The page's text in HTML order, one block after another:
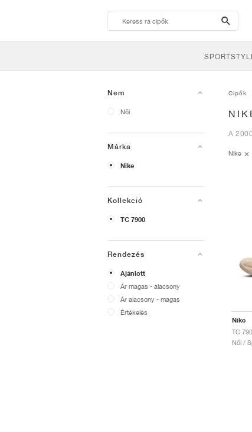
btn
Nem
Női
Márka
Nike
Kollekció
TC 7900
Rendezés
Ajánlott
Ár magas - alacsony
Ár alacsony - magas
Értékelés
Cipők
A
Nike
Nike
TC
Női /